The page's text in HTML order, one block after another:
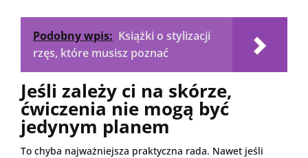
Podobny wpis: Książki o stylizacji
rzęs, które musisz poznać
Jeśli zależy ci na skórze,
ćwiczenia nie mogą być
jedynym planem
To chyba najważniejsza praktyczna rada. Nawet jeśli